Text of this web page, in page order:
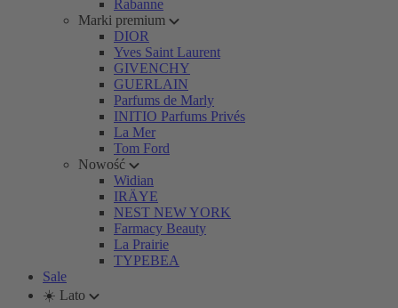
Rabanne
Marki premium
DIOR
Yves Saint Laurent
GIVENCHY
GUERLAIN
Parfums de Marly
INITIO Parfums Privés
La Mer
Tom Ford
Nowość
Widian
IRÄYE
NEST NEW YORK
Farmacy Beauty
La Prairie
TYPEBEA
Sale
☀️ Lato